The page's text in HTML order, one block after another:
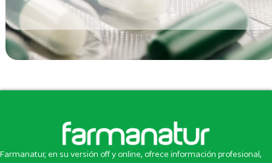
Farmanatur, en su versión off y online, ofrece información profesional,